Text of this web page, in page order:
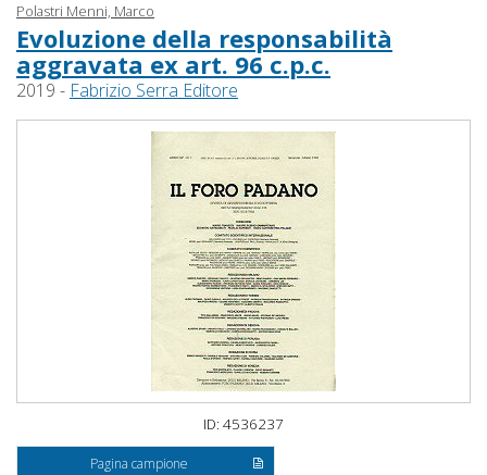
Polastri Menni, Marco
Evoluzione della responsabilità
aggravata ex art. 96 c.p.c.
2019 - Fabrizio Serra Editore
ID: 4536237
Pagina campione